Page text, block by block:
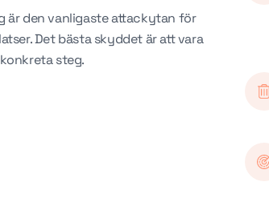
är den vanligaste attackytan för
Det bästa skyddet är att vara
steg.